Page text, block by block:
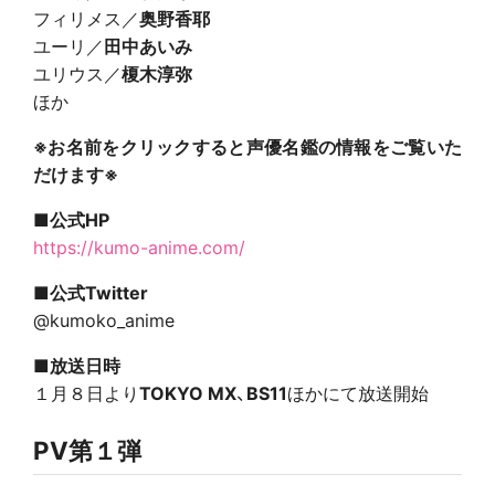
フィリメス／奥野香耶
ユーリ／田中あいみ
ユリウス／榎木淳弥
ほか
※お名前をクリックすると声優名鑑の情報をご覧いた
だけます※
■公式HP
https://kumo-anime.com/
■公式Twitter
@kumoko_anime
■放送日時
１月８日よりTOKYO MX、 BS11ほかにて放送開始
PV第１弾